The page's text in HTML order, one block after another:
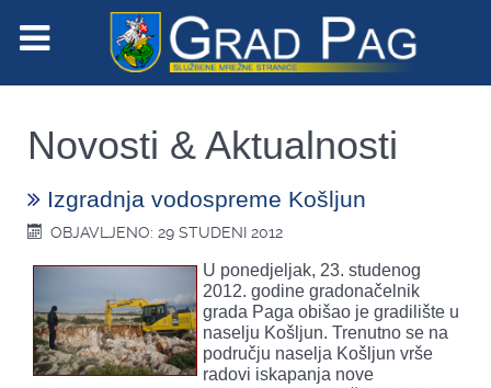
Novosti & Aktualnosti
Izgradnja vodospreme Košljun
OBJAVLJENO: 29 STUDENI 2012
U ponedjeljak, 23. studenog
2012. godine gradonačelnik
grada Paga obišao je gradilište u
naselju Košljun. Trenutno se na
području naselja Košljun vrše
radovi iskapanja nove